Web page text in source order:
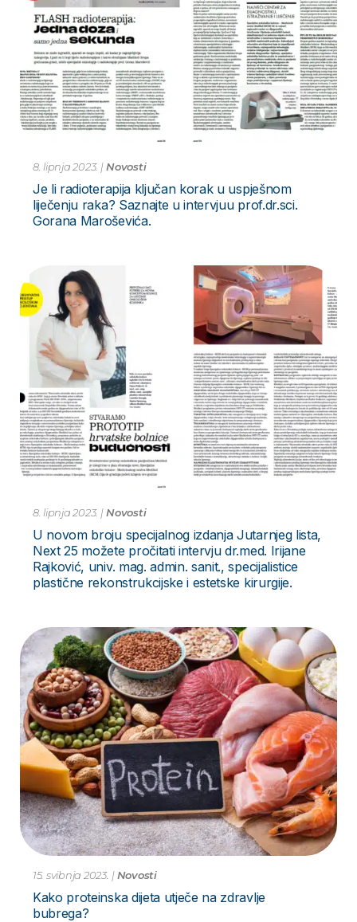
8. lipnja 2023. | Novosti
Je li radioterapija ključan korak u uspješnom
liječenju raka? Saznajte u intervjuu prof.dr.sci.
Gorana Maroševića.
8. lipnja 2023. |Novosti
U novom broju specijalnog izdanja Jutarnjeg lista,
Next 25 možete pročitati intervju dr.med. Irijane
Rajković, univ. mag. admin. sanit., specijalistice
plastične rekonstrukcijske i estetske kirurgije.
15. svibnja 2023. | Novosti
Kako proteinska dijeta utječe na zdravlje
bubrega?